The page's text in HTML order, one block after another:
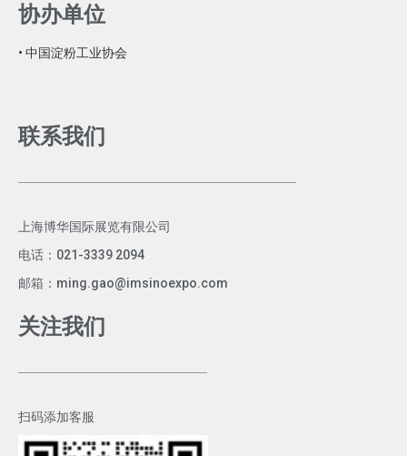
协办单位
• 中国淀粉工业协会
联系我们
上海博华国际展览有限公司
电话：021-3339 2094
邮箱：ming.gao@imsinoexpo.com
关注我们
扫码添加客服